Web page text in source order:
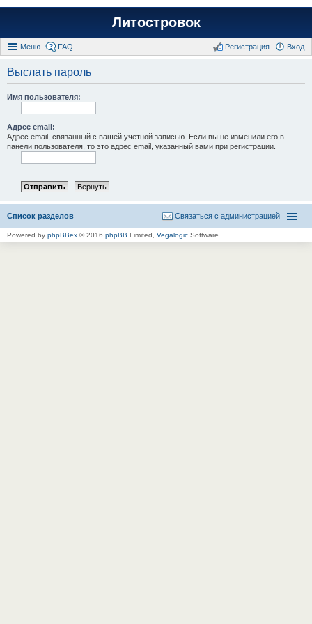
Литостровок
Меню FAQ Вход
Регистрация
Выслать пароль
Имя пользователя:
Адрес email:
Адрес email, связанный с вашей учётной записью. Если вы не изменили его в
панели пользователя, то это адрес email, указанный вами при регистрации.
Список разделов Связаться с администрацией
Powered by phpBBex © 2016 phpBB Limited, Vegalogic Software